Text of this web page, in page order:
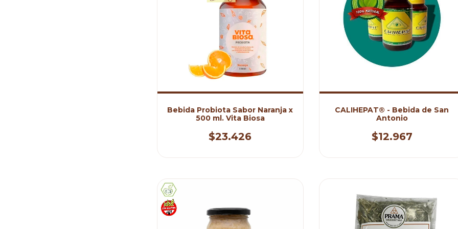
Bebida Probiota Sabor Naranja x
500 ml. Vita Biosa
$23.426
CALIHEPAT® - Bebida de San
Antonio
$12.967